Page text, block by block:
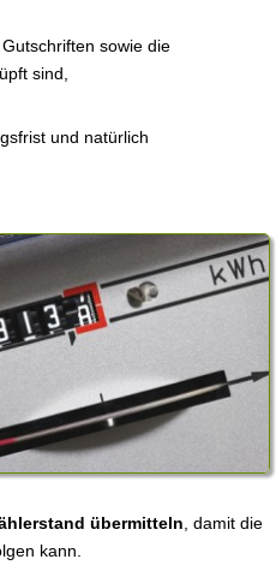
sowie die
sind,
und natürlich
übermitteln , damit die
kann.